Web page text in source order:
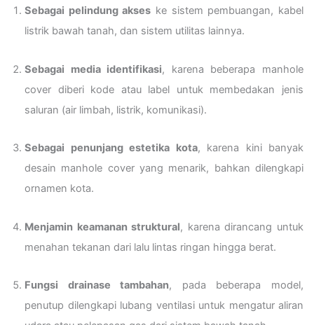
Sebagai pelindung akses ke sistem pembuangan, kabel
listrik bawah tanah, dan sistem utilitas lainnya.
Sebagai media identifikasi, karena beberapa manhole
cover diberi kode atau label untuk membedakan jenis
saluran (air limbah, listrik, komunikasi).
Sebagai penunjang estetika kota, karena kini banyak
desain manhole cover yang menarik, bahkan dilengkapi
ornamen kota.
Menjamin keamanan struktural, karena dirancang untuk
menahan tekanan dari lalu lintas ringan hingga berat.
Fungsi drainase tambahan, pada beberapa model,
penutup dilengkapi lubang ventilasi untuk mengatur aliran